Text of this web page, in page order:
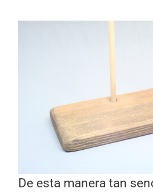
De esta manera tan